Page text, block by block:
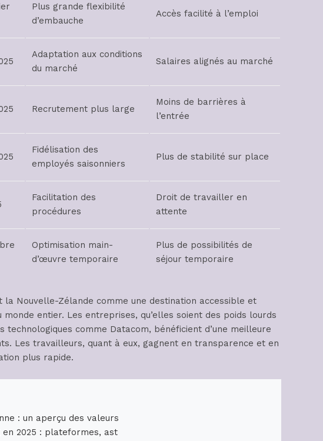
Plus grande flexibilité
d’embauche
Accès facilité à l’emploi
Adaptation aux conditions
du marché
Salaires alignés au marché
Recrutement plus large
Moins de barrières à
l’entrée
Fidélisation des
employés saisonniers
Plus de stabilité sur place
Facilitation des
procédures
Droit de travailler en
attente
Optimisation main-
d’œuvre temporaire
Plus de possibilités de
séjour temporaire
Nouvelle-Zélande comme une destination accessible et
entier. Les entreprises, qu’elles soient des poids lourds
technologiques comme Datacom, bénéficient d’une meilleure
Les travailleurs, quant à eux, gagnent en transparence et en
plus rapide.
: un aperçu des valeurs
2025 : plateformes, ast